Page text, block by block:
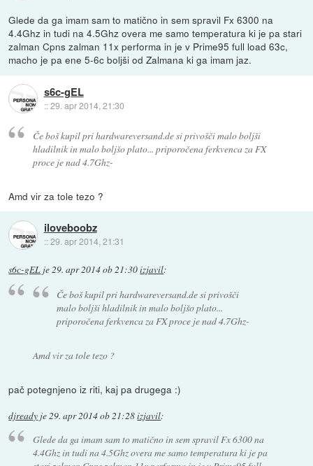
Glede da ga imam sam to matično in sem spravil Fx 6300 na
4.4Ghz in tudi na 4.5Ghz overa me samo temperatura ki je pa stari
zalman Cpns zalman 11x performa in je v Prime95 full load 63c,
macho je pa ene 5-6c boljši od Zalmana ki ga imam jaz.
s6c-gEL
::29. apr 2014, 21:30
Če boš kupil pri hardwareversand.de si privošči malo boljši
hladilnik in malo boljšo plato... priporočena ferkvenca za FX
proce je nad 4.7Ghz-
Amd vir za tole tezo ?
iloveboobz
::29. apr 2014, 21:31
s6c-gEL je29. apr 2014 ob 21:30izjavil:
Če boš kupil pri hardwareversand.de si privošči
malo boljši hladilnik in malo boljšo plato...
priporočena ferkvenca za FX proce je nad 4.7Ghz-
Amd vir za tole tezo ?
pač potegnjeno iz riti, kaj pa drugega :)
djready je29. apr 2014 ob 21:28izjavil:
Glede da ga imam sam to matično in sem spravil Fx 6300 na
4.4Ghz in tudi na 4.5Ghz overa me samo temperatura ki je pa